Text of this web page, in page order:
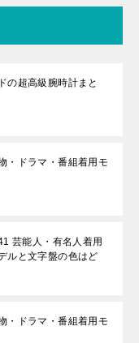
の超高級腕時計まと
・ドラマ・番組着用モ
芸能人・有名人着用
ルと文字盤の色はど
・ドラマ・番組着用モ